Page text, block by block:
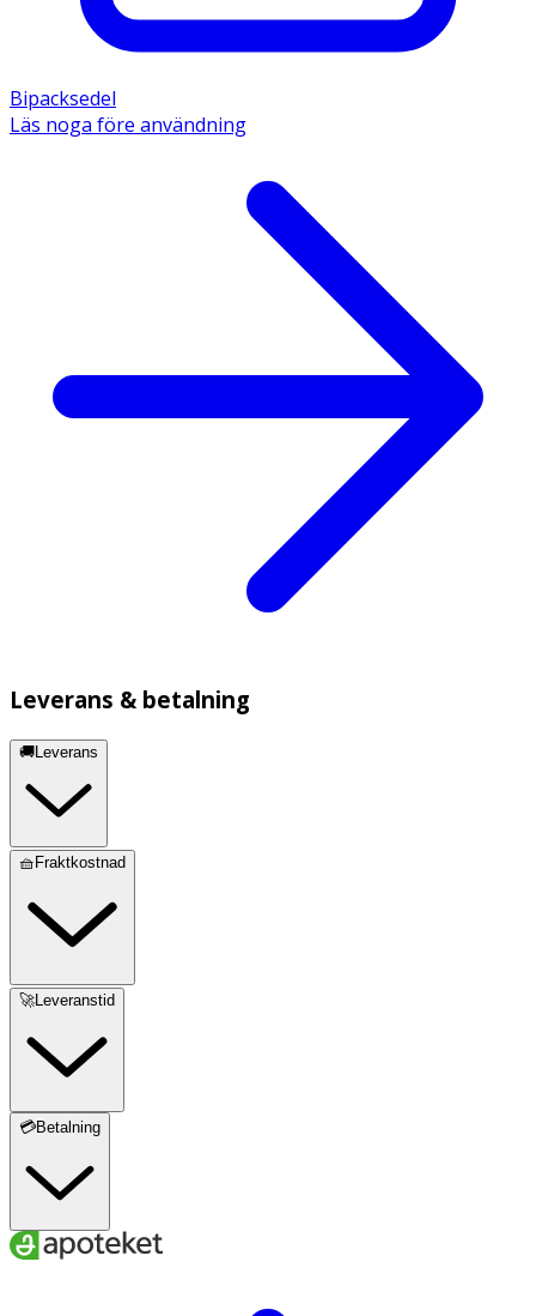
Bipacksedel
Läs noga före användning
Leverans & betalning
🚚Leverans
🧺Fraktkostnad
🚀Leveranstid
💳Betalning